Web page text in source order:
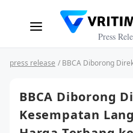
Press
press release
BBCA Diborong
Kesempatan